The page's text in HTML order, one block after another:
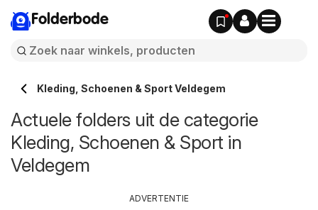
Folderbode
Kleding, Schoenen & Sport Veldegem
Actuele folders uit de categorie
Kleding, Schoenen & Sport in
Veldegem
ADVERTENTIE